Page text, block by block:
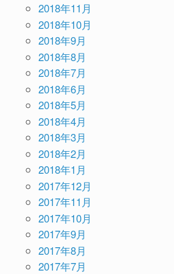
2018年11月
2018年10月
2018年9月
2018年8月
2018年7月
2018年6月
2018年5月
2018年4月
2018年3月
2018年2月
2018年1月
2017年12月
2017年11月
2017年10月
2017年9月
2017年8月
2017年7月